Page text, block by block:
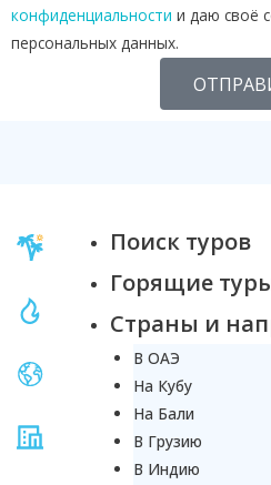
конфиденциальности и даю своё
персональных данных.
Поиск туров
Горящие
Страны и
В ОАЭ
На Кубу
На Бали
В Грузию
В Индию